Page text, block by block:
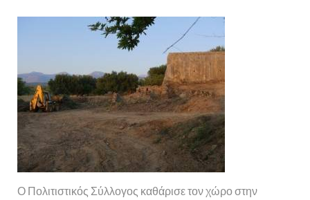
Ο Πολιτιστικός Σύλλογος καθάρισε τον χώρο στην